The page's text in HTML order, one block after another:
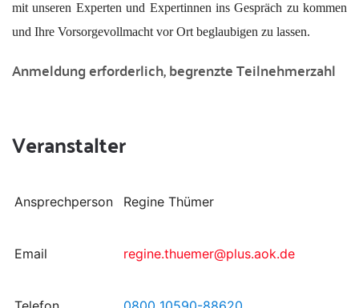
mit unseren Experten und Expertinnen ins Gespräch zu kommen
und Ihre Vorsorgevollmacht vor Ort beglaubigen zu lassen.
Anmeldung erforderlich, begrenzte Teilnehmerzahl
Veranstalter
Ansprechperson Regine Thümer
Email regine.thuemer@plus.aok.de